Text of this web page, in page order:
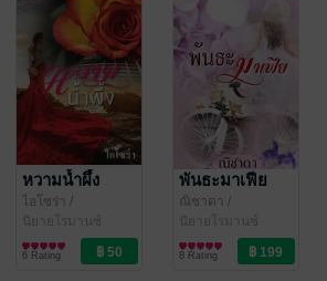
หวามน้ำผึ้ง
ไอโซร่า /
Rosequartz_writer
นิยายโรมานซ์
6 Rating
พันธะมาเฟีย
ณิชาดา /
Rosequartz_writer
นิยายโรมานซ์
8 Rating